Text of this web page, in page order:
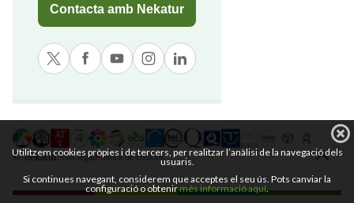
Contacta amb Nekatur
© nekaturAvís legal Política de cookies
Utilitzem cookies pròpies i de tercers, per realitzar l’anàlisi de la navegació dels
usuaris.
Si continues navegant, considerem que acceptes el seu ús. Pots canviar la
configuració o obtenirmés informació aquí.